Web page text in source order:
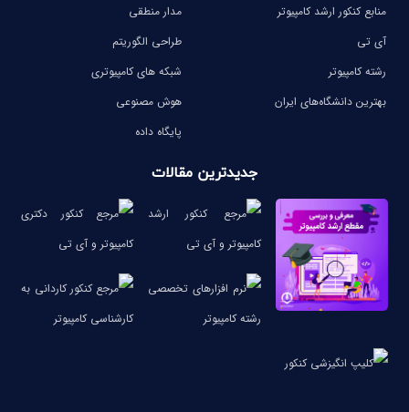
منابع کنکور ارشد کامپیوتر
آی تی
رشته کامپیوتر
بهترین دانشگاه‌های ایران
مدار منطقی
طراحی الگوریتم
شبکه های کامپیوتری
هوش مصنوعی
پایگاه داده
جدیدترین مقالات